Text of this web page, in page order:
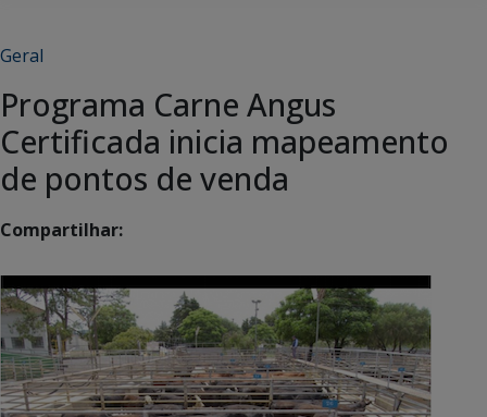
Geral
Programa Carne Angus
Certificada inicia mapeamento
de pontos de venda
Compartilhar: